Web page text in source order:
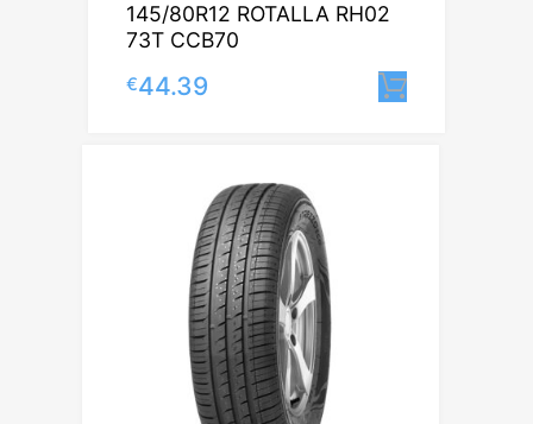
145/80R12 ROTALLA RH02
73T CCB70
€44.39